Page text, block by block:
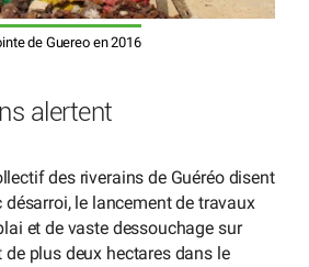
de Guereo en 2016
alertent
des riverains de Guéréo disent
désarroi, le lancement de travaux
et de vaste dessouchage sur
plus deux hectares dans le